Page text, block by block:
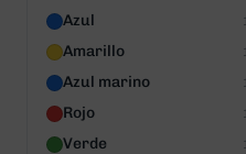
Azul
Amarillo
Azul marino
Rojo
Verde